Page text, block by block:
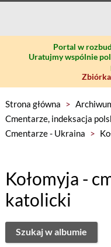
Portal w
Uratujmy wspólnie
Strona główna >
Cmentarze, indeksacja
Cmentarze - Ukraina >
Kołomyja -
katolicki
Szukaj w albumie